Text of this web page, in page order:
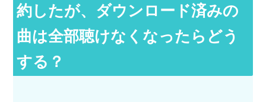
約したが、ダウンロード済みの
曲は全部聴けなくなったらどう
する？